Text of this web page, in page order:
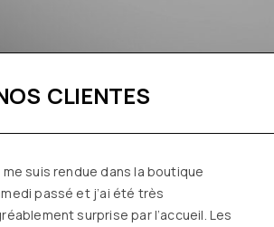
CLIENTES
me suis rendue dans la boutique
passé et j’ai été très
surprise par l’accueil. Les